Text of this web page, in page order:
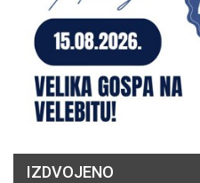
IZDVOJENO